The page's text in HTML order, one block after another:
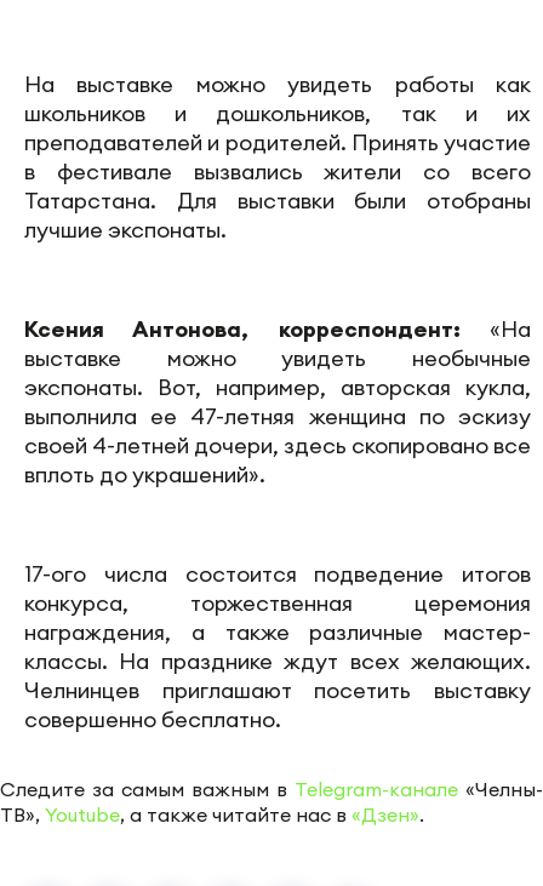
На выставке можно увидеть работы как
школьников и дошкольников, так и их
преподавателей и родителей. Принять участие
в фестивале вызвались жители со всего
Татарстана. Для выставки были отобраны
лучшие экспонаты.
Ксения Антонова, корреспондент: «На
выставке можно увидеть необычные
экспонаты. Вот, например, авторская кукла,
выполнила ее 47-летняя женщина по эскизу
своей 4-летней дочери, здесь скопировано все
вплоть до украшений».
17-ого числа состоится подведение итогов
конкурса, торжественная церемония
награждения, а также различные мастер-
классы. На празднике ждут всех желающих.
Челнинцев приглашают посетить выставку
совершенно бесплатно.
Следите за самым важным в Telegram-канале «Челны-
ТВ», Youtube, а также читайте нас в «Дзен».